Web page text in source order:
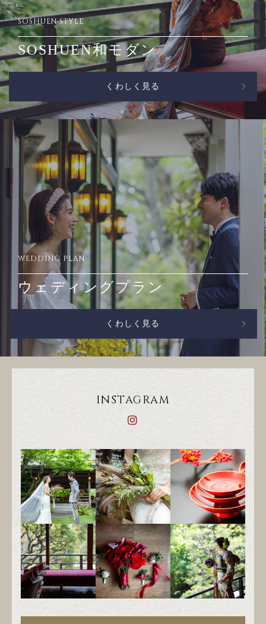
SOSHUEN STYLE
SOSHUEN和モダン
くわしく見る
WEDDING PLAN
ウェディングプラン
くわしく見る
INSTAGRAM